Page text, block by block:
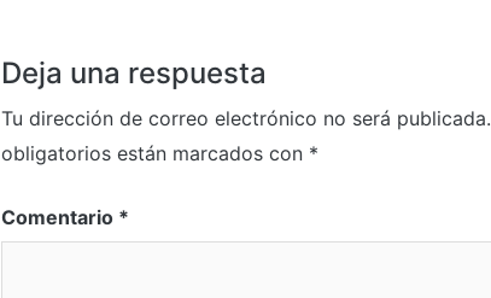
Deja una respuesta
Tu dirección de correo electrónico no será publicada.
obligatorios están marcados con *
Comentario *